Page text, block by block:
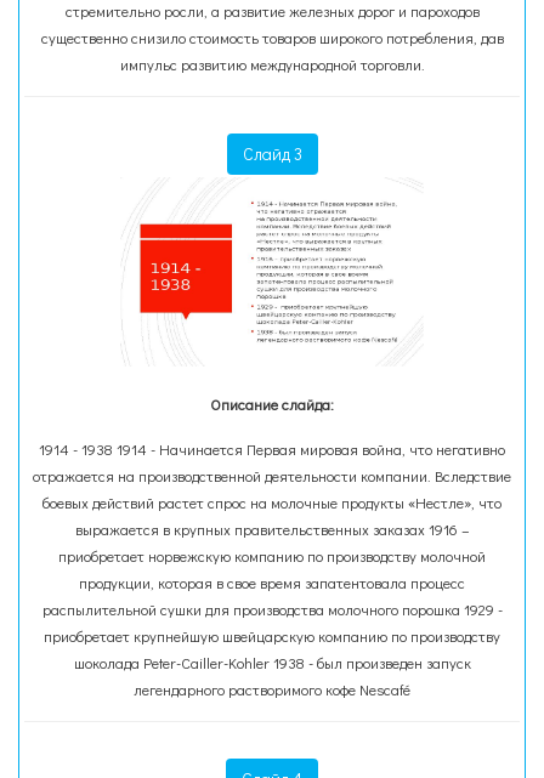
стремительно росли, а развитие железных дорог и пароходов
существенно снизило стоимость товаров широкого потребления, дав
импульс развитию международной торговли.
Слайд 3
Описание слайда:
1914 - 1938 1914 - Начинается Первая мировая война, что негативно
отражается на производственной деятельности компании. Вследствие
боевых действий растет спрос на молочные продукты «Нестле», что
выражается в крупных правительственных заказах 1916 –
приобретает норвежскую компанию по производству молочной
продукции, которая в свое время запатентовала процесс
распылительной сушки для производства молочного порошка 1929 -
приобретает крупнейшую швейцарскую компанию по производству
шоколада Peter-Cailler-Kohler 1938 - был произведен запуск
легендарного растворимого кофе Nescafé